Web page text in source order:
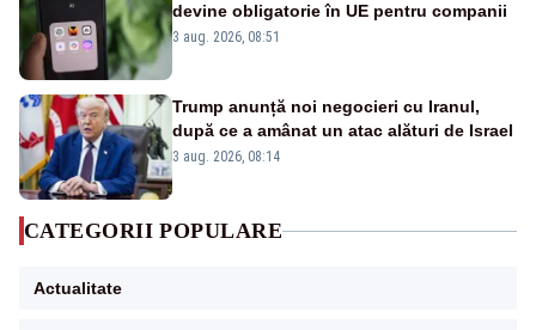
devine obligatorie în UE pentru companii
3 aug. 2026, 08:51
Trump anunță noi negocieri cu Iranul,
după ce a amânat un atac alături de Israel
3 aug. 2026, 08:14
CATEGORII POPULARE
Actualitate